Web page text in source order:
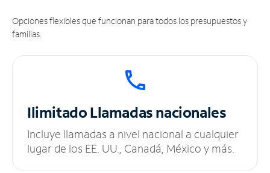
Opciones flexibles que funcionan para todos los presupuestos y
familias.
IlimitadoLlamadas nacionales
Incluye llamadas a nivel nacional a cualquier
lugar de los EE. UU., Canadá, México y más.